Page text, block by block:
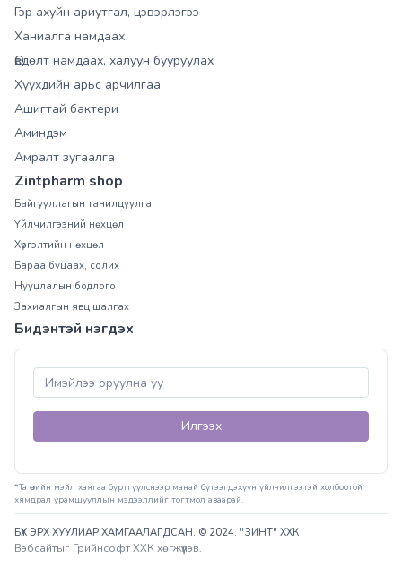
Гэр ахуйн ариутгал, цэвэрлэгээ
Ханиалга намдаах
Өвдөлт намдаах, халуун бууруулах
Хүүхдийн арьс арчилгаа
Ашигтай бактери
Аминдэм
Амралт зугаалга
Zintpharm shop
Байгууллагын танилцуулга
Үйлчилгээний нөхцөл
Хүргэлтийн нөхцөл
Бараа буцаах, солих
Нууцлалын бодлого
Захиалгын явц шалгах
Бидэнтэй нэгдэх
Илгээх
*Та өөрийн мэйл хаягаа бүртгүүлснээр манай бүтээгдэхүүн үйлчилгээтэй холбоотой
хямдрал урамшууллын мэдээллийг тогтмол аваарай.
БҮХ ЭРХ ХУУЛИАР ХАМГААЛАГДСАН. © 2024. "ЗИНТ" ХХК
Вэбсайтыг Грийнсофт ХХКхөгжүүлэв.